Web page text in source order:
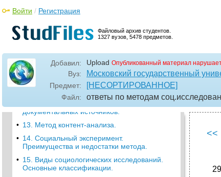
Файловый архив студентов.
1327 вузов, 5478 предметов.
Войти / Регистрация
Добавил: Upload Опубликованный материал
Вуз: Московский государственный
Предмет: [НЕСОРТИРОВАННОЕ]
Файл: ответы по методам
информации. Преимущества и недостатки
• 10. "Включенное наблюдение":
Познавательные возможности метода.
• 11. Методика и техника формализованного
наблюдения. Шкалы и критерии
формализованного наблюдения.
12. Документ как источник информации о
документальных источников.
• 13. Метод контент-анализа.
• 14. Социальный эксперимент.
Преимущества и недостатки метода.
• 15. Виды социологических исследований.
Основные классификации.
<<